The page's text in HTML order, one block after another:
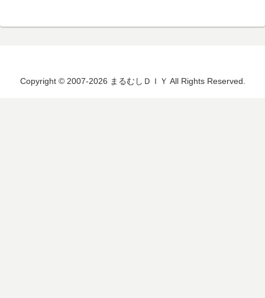
Copyright © 2007-2026 まるむしＤＩＹ All Rights Reserved.